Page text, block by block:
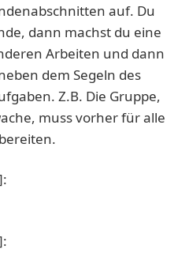
auf. Du
dann machst du eine
Arbeiten und dann
dem Segeln des
Z.B. Die Gruppe,
muss vorher für alle